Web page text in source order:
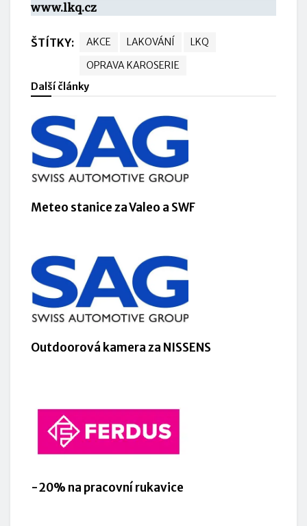
www.lkq.cz
ŠTÍTKY: AKCE LAKOVÁNÍ
LKQ
OPRAVA KAROSERIE
Další články
Meteo stanice za Valeo a SWF
Outdoorová kamera za NISSENS
-20% na pracovní rukavice